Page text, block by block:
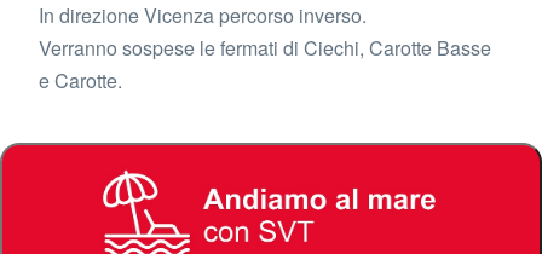
In direzione Vicenza percorso inverso.
Verranno sospese le fermati di Ciechi, Carotte Basse
e Carotte.